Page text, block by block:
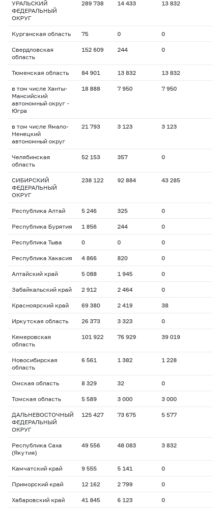
УРАЛЬСКИЙ
ФЕДЕРАЛЬНЫЙ
ОКРУГ
289 738 14 433 13 832
Курганская область 75 0 0
Свердловская
область
152 609 244 0
Тюменская область 84 901 13 832 13 832
в том числе Ханты-
Мансийский
автономный округ -
Югра
18 888 7 950 7 950
в том числе Ямало-
Ненецкий
автономный округ
21 793 3 123 3 123
Челябинская
область
52 153 357 0
СИБИРСКИЙ
ФЕДЕРАЛЬНЫЙ
ОКРУГ
238 122 92 884 43 285
Республика Алтай 5 246 325 0
Республика Бурятия 1 856 244 0
Республика Тыва 0 0 0
Республика Хакасия 4 866 820 0
Алтайский край 5 088 1 945 0
Забайкальский край 2 912 2 464 0
Красноярский край 69 380 2 419 38
Иркутская область 26 373 3 323 0
Кемеровская
область
101 922 76 929 39 019
Новосибирская
область
6 561 1 382 1 228
Омская область 8 329 32 0
Томская область 5 589 3 000 3 000
ДАЛЬНЕВОСТОЧНЫЙ
ФЕДЕРАЛЬНЫЙ
ОКРУГ
125 427 73 675 5 577
Республика Саха
(Якутия)
49 556 48 083 3 832
Камчатский край 9 555 5 141 0
Приморский край 12 162 2 799 0
Хабаровский край 41 845 6 123 0